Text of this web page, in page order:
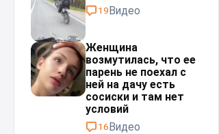
19Видео
Женщина
возмутилась, что ее
парень не поехал с
ней на дачу есть
сосиски и там нет
условий
16Видео